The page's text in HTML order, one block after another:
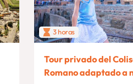
3 horas
Tour privado del
Romano adaptado a